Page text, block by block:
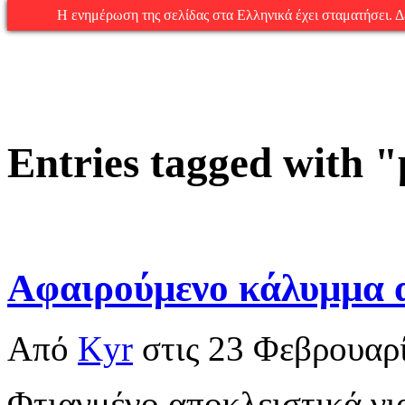
Entries tagged with
Αφαιρούμενο κάλυμμα
Από Kyr στις 23
Η ενημέρωση της σελίδας στα Ελληνικά έχει σταματήσει.